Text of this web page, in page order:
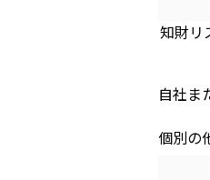
知財リ
自社ま
個別の